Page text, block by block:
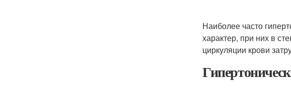
Наиболее часто
характер, при них в
циркуляции крови